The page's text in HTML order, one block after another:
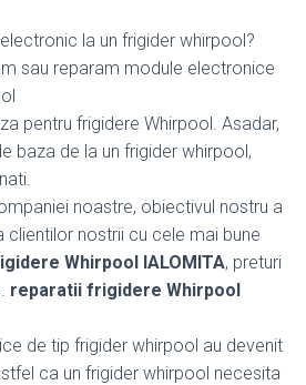
la un frigider whirpool?
sau reparam module electronice
pentru frigidere Whirpool. Asadar,
baza de la un frigider whirpool,
noastre, obiectivul nostru a
nostrii cu cele mai bune
Whirpool IALOMITA, preturi
reparatii frigidere Whirpool
de tip frigider whirpool au devenit
ca un frigider whirpool necesita